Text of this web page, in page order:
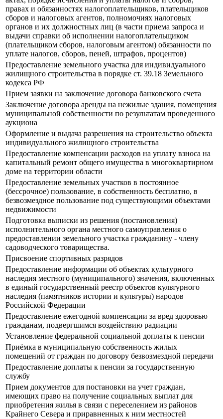
правах и обязанностях налогоплательщиков, плательщиков
сборов и налоговых агентов, полномочиях налоговых
органов и их должностных лиц (в части приема запроса и
выдачи справки об исполнении налогоплательщиком
(плательщиком сборов, налоговым агентом) обязанности по
уплате налогов, сборов, пеней, штрафов, процентов)
Предоставление земельного участка для индивидуального
жилищного строительства в порядке ст. 39.18 Земельного
кодекса РФ
Прием заявки на заключение договора банковского счета
Заключение договора аренды на нежилые здания, помещения
муниципальной собственности по результатам проведенного
аукциона
Оформление и выдача разрешения на строительство объекта
индивидуального жилищного строительства
Предоставление компенсации расходов на уплату взноса на
капитальный ремонт общего имущества в многоквартирном
доме на территории области
Предоставление земельных участков в постоянное
(бессрочное) пользование, в собственность бесплатно, в
безвозмездное пользование под существующими объектами
недвижимости
Подготовка выписки из решения (постановления)
исполнительного органа местного самоуправления о
предоставлении земельного участка гражданину - члену
садоводческого товарищества.
Присвоение спортивных разрядов
Предоставление информации об объектах культурного
наследия местного (муниципального) значения, включенных
в единый государственный реестр объектов культурного
наследия (памятников истории и культуры) народов
Российской Федерации
Предоставление ежегодной компенсации за вред здоровью
гражданам, подвергшимся воздействию радиации
Установление федеральной социальной доплаты к пенсии
Приёмка в муниципальную собственность жилых
помещений от граждан по договору безвозмездной передачи
Предоставление доплаты к пенсии за государственную
службу
Прием документов для постановки на учет граждан,
имеющих право на получение социальных выплат для
приобретения жилья в связи с переселением из районов
Крайнего Севера и приравненных к ним местностей